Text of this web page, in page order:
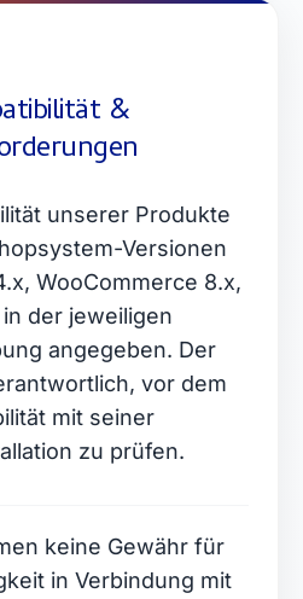
&
unserer Produkte
Versionen
WooCommerce 8.x,
der jeweiligen
angegeben. Der
vor dem
mit seiner
zu prüfen.
keine Gewähr für
in Verbindung mit